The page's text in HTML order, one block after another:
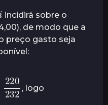
i
incidirá sobre o
de modo que a
preço gasto seja
, logo